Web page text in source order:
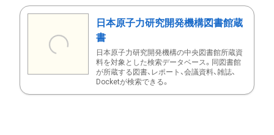
日本原子力研究開発機構図書館蔵
書
日本原子力研究開発機構の中央図書館所蔵資
料を対象とした検索データベース。同図書館
が所蔵する図書、レポート、会議資料、雑誌、
Docketが検索できる。